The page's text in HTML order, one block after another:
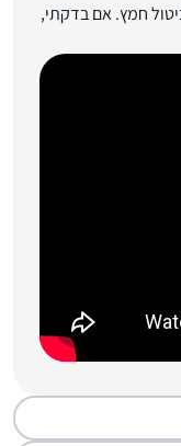
חמץ. אם בדקתי,